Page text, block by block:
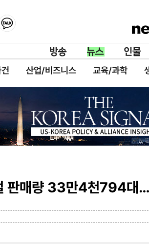
산업/비즈니스 교육/과학
판매량 33만4천794